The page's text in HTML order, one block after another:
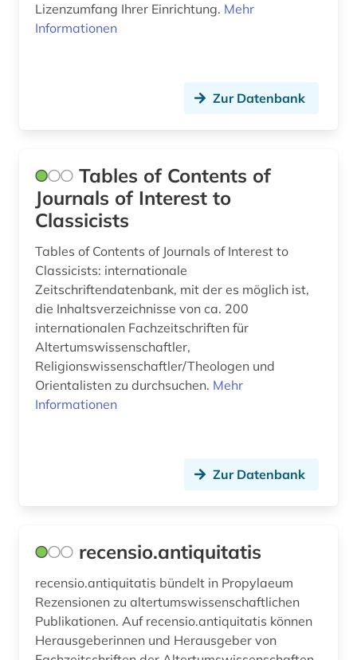
Lizenzumfang Ihrer Einrichtung. Mehr
Informationen
Zur Datenbank
Tables of Contents of
Journals of Interest to
Classicists
Tables of Contents of Journals of Interest to
Classicists: internationale
Zeitschriftendatenbank, mit der es möglich ist,
die Inhaltsverzeichnisse von ca. 200
internationalen Fachzeitschriften für
Altertumswissenschaftler,
Religionswissenschaftler/Theologen und
Orientalisten zu durchsuchen. Mehr
Informationen
Zur Datenbank
recensio.antiquitatis
recensio.antiquitatis bündelt in Propylaeum
Rezensionen zu altertumswissenschaftlichen
Publikationen. Auf recensio.antiquitatis können
Herausgeberinnen und Herausgeber von